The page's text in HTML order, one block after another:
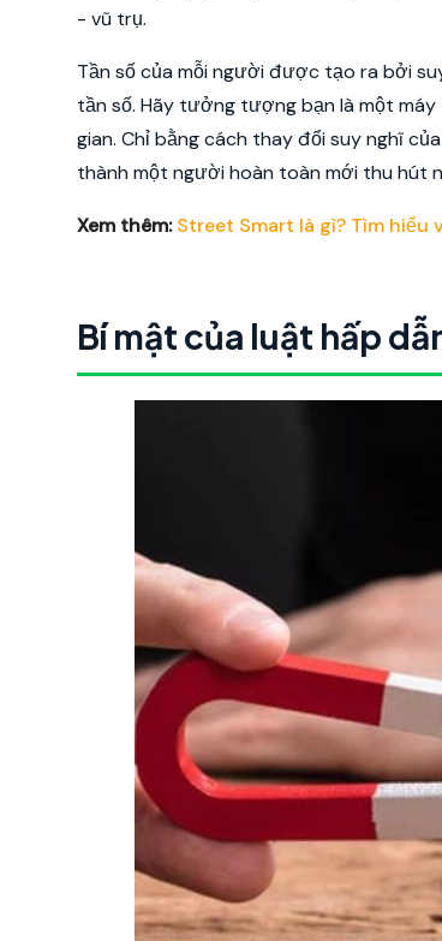
- vũ trụ.
Tần số của mỗi người được tạo ra bởi
tần số. Hãy tưởng tượng bạn là một
gian. Chỉ bằng cách thay đổi suy nghĩ
thành một người hoàn toàn mới thu hút
Xem thêm: Street Smart là gì? Tìm
Bí mật của luật hấp